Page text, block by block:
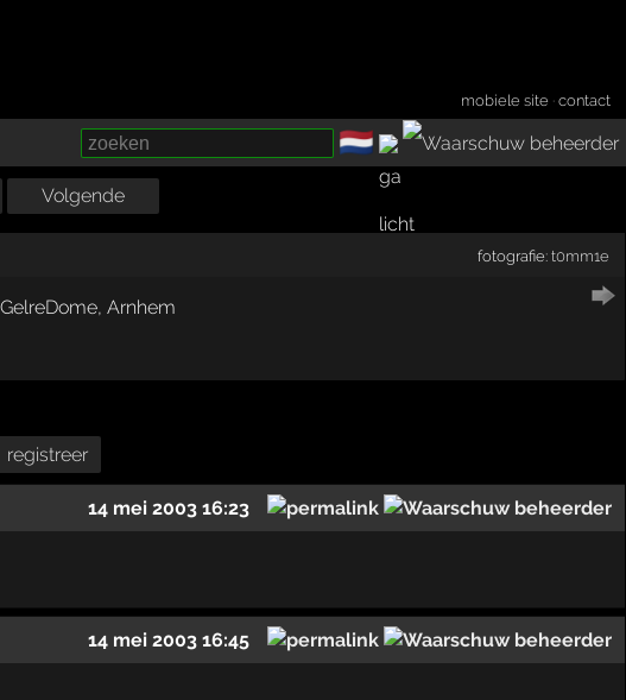
mobiele site ·contact
🇳🇱
Volgende
fotografie:t0mm1e
registreer
14 mei 2003 16:23
14 mei 2003 16:45